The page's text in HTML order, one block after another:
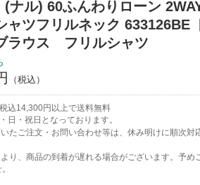
(ナル) 60ふんわりローン
ャツフリルネック 633126BE
ウス フリルシャツ
込14,300円以上で送料無料
日・祝日となっております。
たご注文・お問い合わせ等は、休み明けに順次対
り、商品の到着が遅れる場合がございます。予め